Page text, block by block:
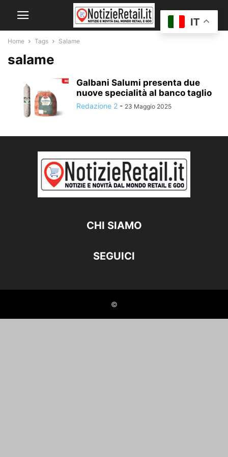
Home Tags Salame
salame
Galbani Salumi presenta due
nuove specialità al banco taglio
Redazione 2 - 23 Maggio 2025
CHI SIAMO
SEGUICI
©
IT